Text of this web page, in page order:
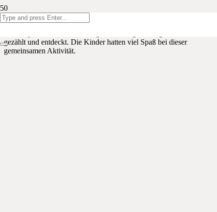
Am Donnerstagnachmittag trafen sich die Kinder des 3.
Kindergartens und die Erstklässler zu einer gemeinsamen Dorfrallye
gezählt und entdeckt. Die Kinder hatten viel Spaß bei dieser
gemeinsamen Aktivität.